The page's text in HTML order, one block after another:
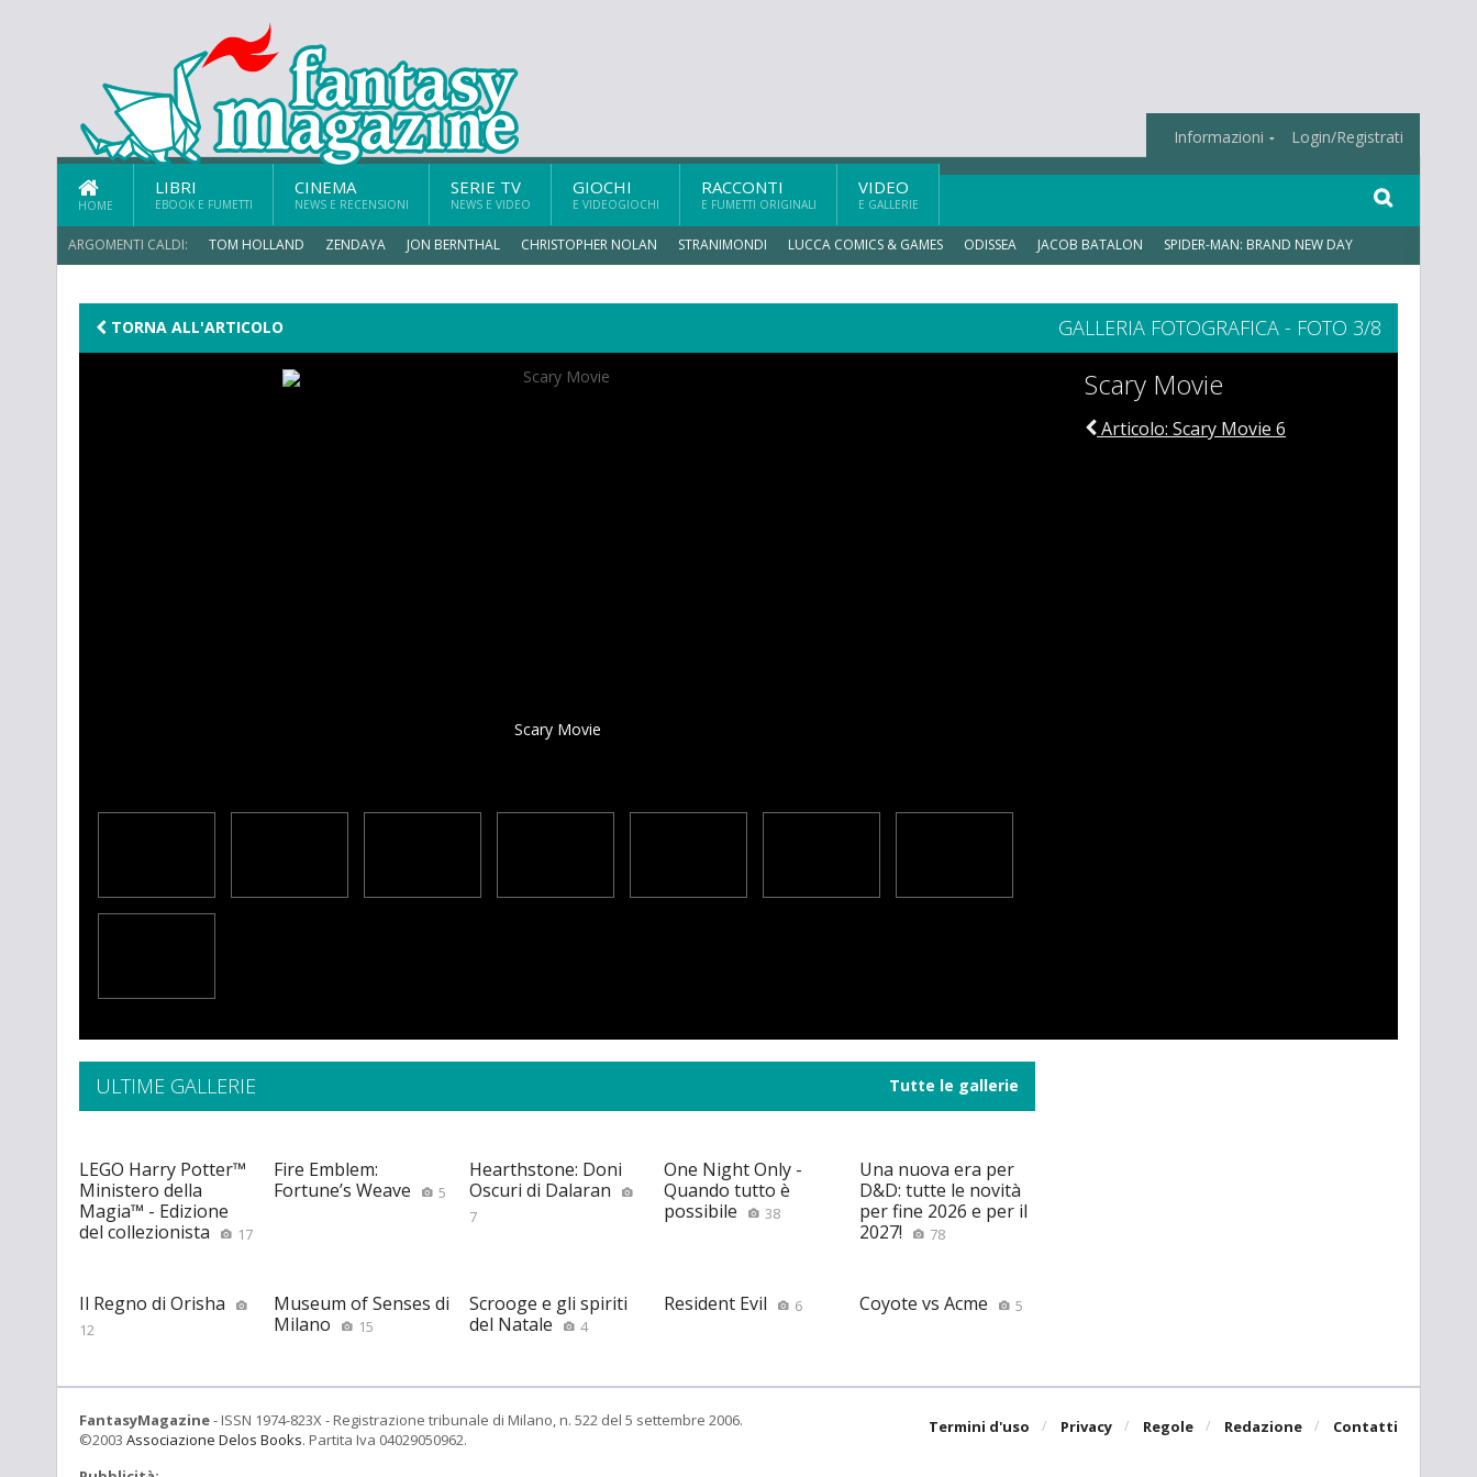
Informazioni Login/Registrati
HOME
LIBRI
EBOOK E FUMETTI
CINEMA
NEWS E RECENSIONI
SERIE TV
NEWS E VIDEO
GIOCHI
E VIDEOGIOCHI
RACCONTI
E FUMETTI ORIGINALI
VIDEO
E GALLERIE
ARGOMENTI CALDI: TOM HOLLAND ZENDAYA JON BERNTHAL CHRISTOPHER NOLAN STRANIMONDI LUCCA COMICS & GAMES ODISSEA JACOB BATALON SPIDER-MAN: BRAND NEW DAY
GALLERIA FOTOGRAFICA - FOTO 3/8
TORNA ALL'ARTICOLO
Scary Movie
Scary Movie
Articolo: Scary Movie 6
ULTIME GALLERIE Tutte le gallerie
LEGO Harry Potter™
Ministero della
Magia™ - Edizione
del collezionista
17
Fire Emblem:
Fortune’s Weave
5
Hearthstone: Doni
Oscuri di Dalaran
7
One Night Only -
Quando tutto è
possibile
38
Una nuova era per
D&D: tutte le novità
per fine 2026 e per il
2027!
78
Il Regno di Orisha
12
Museum of Senses di
Milano
15
Scrooge e gli spiriti
del Natale
4
Resident Evil 6 Coyote vs Acme 5
Termini d'uso Privacy Regole Redazione Contatti
FantasyMagazine- ISSN 1974-823X - Registrazione tribunale di Milano, n. 522 del 5 settembre 2006.
©2003 Associazione Delos Books. Partita Iva 04029050962.